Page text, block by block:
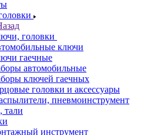
головки
ключи
гаечные
автомобильные
ключей гаечных
головки и аксессуары
пневмоинструмент
тали
инструмент